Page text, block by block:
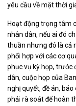
yêu cầu về mặt thời
Hoạt động trọng tâm
nhân dân, nếu ai đó
thuần nhưng đó là cả
phối hợp với các cơ
phục vụ kỳ họp, trước
dân, cuộc họp của
nghị quyết, đề án,
phải rà soát để hoàn